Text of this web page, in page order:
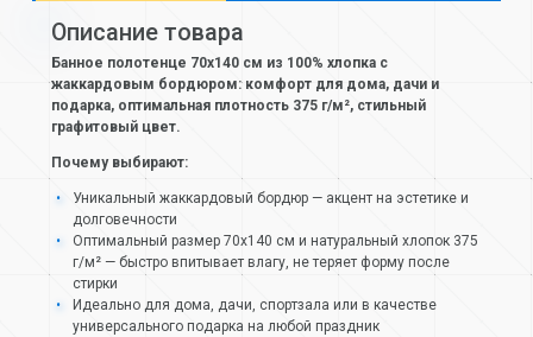
Описание товара
Банное полотенце 70х140 см из 100% хлопка с
жаккардовым бордюром: комфорт для дома, дачи и
подарка, оптимальная плотность 375 г/м², стильный
графитовый цвет.
Почему выбирают:
Уникальный жаккардовый бордюр — акцент на эстетике и
долговечности
Оптимальный размер 70х140 см и натуральный хлопок 375
г/м² — быстро впитывает влагу, не теряет форму после
стирки
Идеально для дома, дачи, спортзала или в качестве
универсального подарка на любой праздник